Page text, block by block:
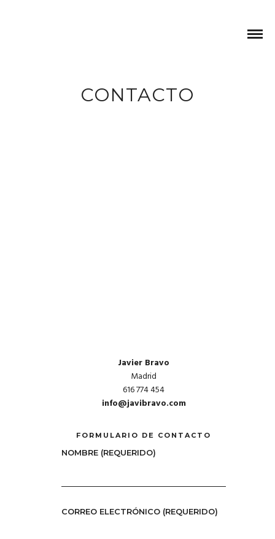
CONTACTO
Javier Bravo
Madrid
616 774 454
info@javibravo.com
FORMULARIO DE CONTACTO
NOMBRE (REQUERIDO)
CORREO ELECTRÓNICO (REQUERIDO)